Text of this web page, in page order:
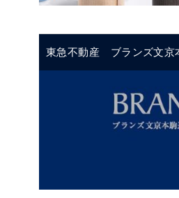
東急不動産 ブランズ文京